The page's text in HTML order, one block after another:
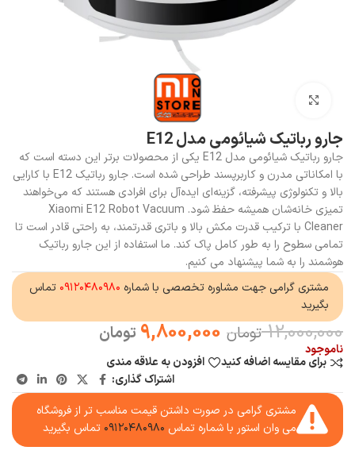
جارو رباتیک شیائومی مدل E12
جارو رباتیک شیائومی مدل E12 یکی از محصولات برتر این دسته است که
با امکاناتی مدرن و کاربرپسند طراحی شده است. جارو رباتیک E12 با کارایی
بالا و تکنولوژی پیشرفته، گزینه‌ای ایده‌آل برای افرادی هستند که می‌خواهند
تمیزی خانه‌شان همیشه حفظ شود. Xiaomi E12 Robot Vacuum
Cleaner با ترکیب قدرت مکش بالا و باتری قدرتمند، به راحتی قادر است تا
تمامی سطوح را به طور کامل پاک کند. ما استفاده از این جارو رباتیک
هوشمند را به شما پیشنهاد می کنیم.
مشتری گرامی جهت مشاوره تخصصی با شماره ۰۹۱۲۰۴۸۰۹۸۰ تماس
بگیرید
12,000,000 تومان 9,800,000 تومان
ناموجود
برای مقایسه اضافه کنید
افزودن به علاقه مندی
اشتراک گذاری:
مشتری گرامی در صورت داشتن قیمت مناسب تر از فروشگاه
می وان استور با شماره تماس ۰۹۱۲۰۴۸۰۹۸۰ تماس بگیرید